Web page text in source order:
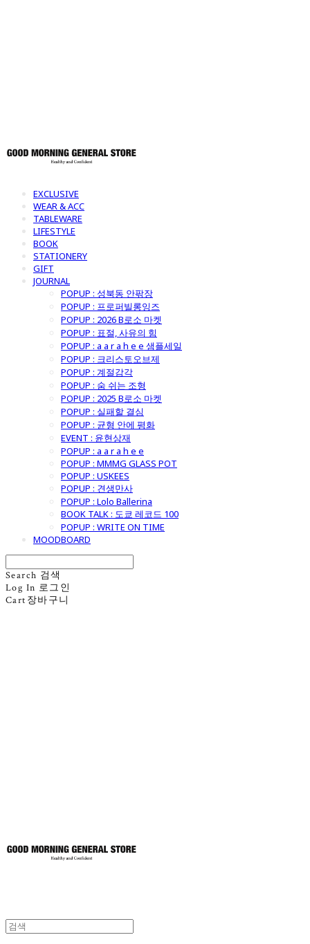
EXCLUSIVE
WEAR & ACC
TABLEWARE
LIFESTYLE
BOOK
STATIONERY
GIFT
JOURNAL
POPUP : 성북동 안팎장
POPUP : 프로퍼빌롱잉즈
POPUP : 2026 B로소 마켓
POPUP : 표절, 사유의 힘
POPUP : a a r a h e e 샘플세일
POPUP : 크리스토오브제
POPUP : 계절감각
POPUP : 숨 쉬는 조형
POPUP : 2025 B로소 마켓
POPUP : 실패할 결심
POPUP : 균형 안에 평화
EVENT : 윤현상재
POPUP : a a r a h e e
POPUP : MMMG GLASS POT
POPUP : USKEES
POPUP : 견생만사
POPUP : Lolo Ballerina
BOOK TALK : 도쿄 레코드 100
POPUP : WRITE ON TIME
MOODBOARD
Search 검색
Log In 로그인
Cart 장바구니